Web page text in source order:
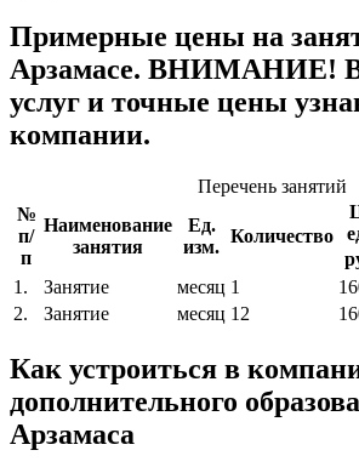
Примерные цены на
Арзамасе. ВНИМАНИЕ!
услуг и точные цены
компании.
Перечень занятий
№
п/
п
Наименование
занятия
Ед.
изм.
Количество
1.
Занятие месяц 1
2.
Занятие месяц 12
Как устроиться в
дополнительного
Арзамаса